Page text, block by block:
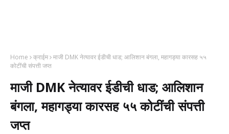
Home क्राईम माजी DMK नेत्यावर ईडीची धाड; आलिशान बंगला, महागड्या कारसह ५५
कोटींची संपत्ती जप्त
माजी DMK नेत्यावर ईडीची धाड; आलिशान
बंगला, महागड्या कारसह ५५ कोटींची संपत्ती
जप्त